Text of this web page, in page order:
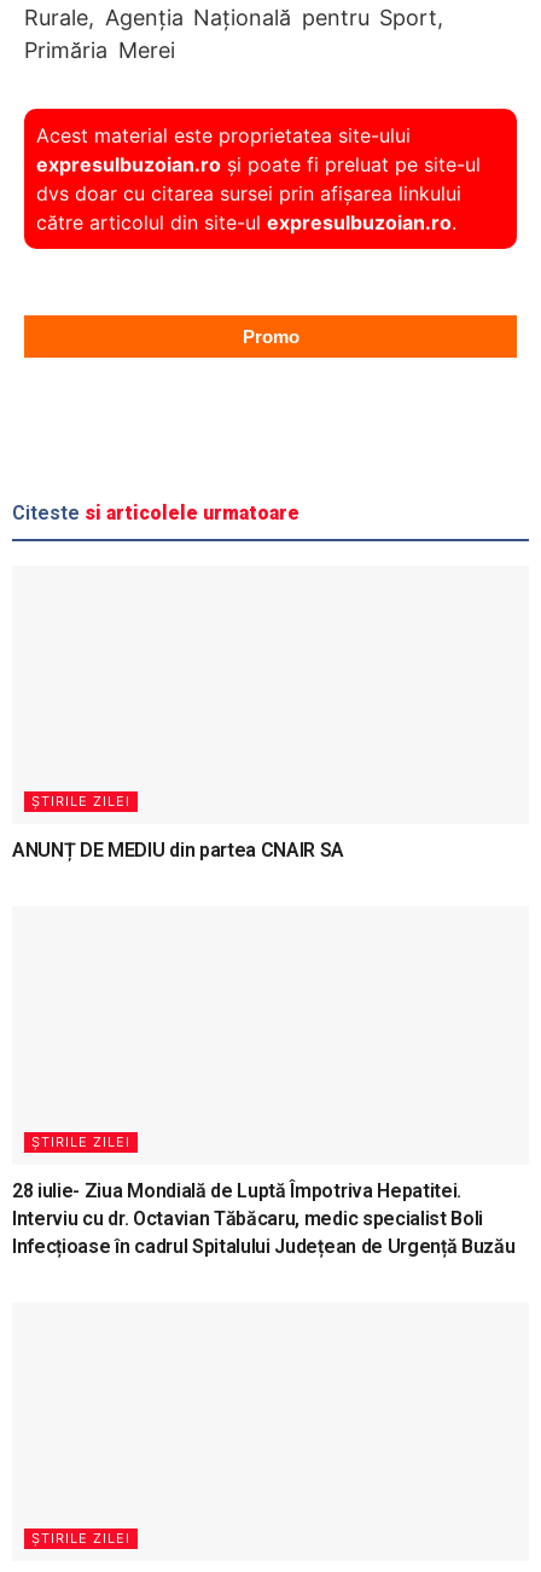
Rurale, Agenția Națională pentru Sport,
Primăria Merei
Acest material este proprietatea site-ului
expresulbuzoian.ro și poate fi preluat pe site-ul
dvs doar cu citarea sursei prin afișarea linkului
către articolul din site-ul expresulbuzoian.ro.
Promo
Citeste si articolele urmatoare
ȘTIRILE ZILEI
ANUNȚ DE MEDIU din partea CNAIR SA
ȘTIRILE ZILEI
28 iulie- Ziua Mondială de Luptă Împotriva Hepatitei.
Interviu cu dr. Octavian Tăbăcaru, medic specialist Boli
Infecțioase în cadrul Spitalului Județean de Urgență Buzău
ȘTIRILE ZILEI